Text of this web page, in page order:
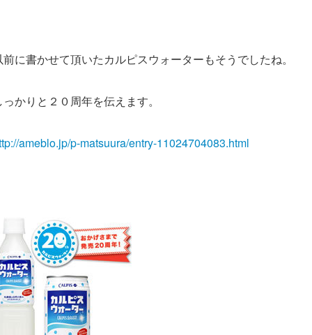
前に書かせて頂いたカルピスウォーターもそうでしたね。
っかりと２０周年を伝えます。
ameblo.jp/p-matsuura/entry-11024704083.html